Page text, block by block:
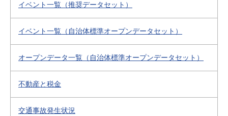
イベント一覧（推奨データセット）
イベント一覧（自治体標準オープンデータセット）
オープンデータ一覧（自治体標準オープンデータセット）
不動産と税金
交通事故発生状況